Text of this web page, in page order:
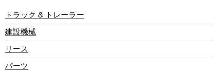
ナ
ビ
トラック & トレーラー
建設機械
リース
パーツ